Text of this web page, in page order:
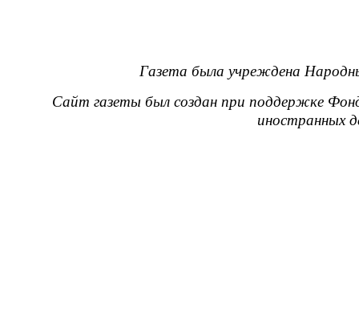
Газета была учреждена
Сайт газеты был создан при поддержке
иностранных